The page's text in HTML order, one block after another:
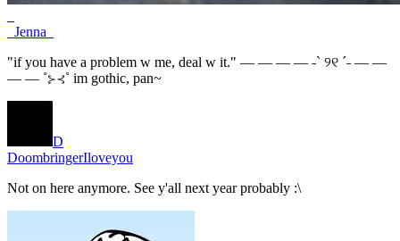
_Jenna_
"if you have a problem w me, deal w it." — — — — ˗ˋ ୨୧ ˊ˗ — —
— — ˚⊱⊰˚ im gothic, pan~
D
DoombringerIloveyou
Not on here anymore. See y'all next year probably :\